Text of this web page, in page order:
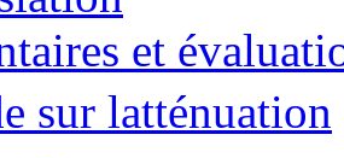
et
sur latténuation